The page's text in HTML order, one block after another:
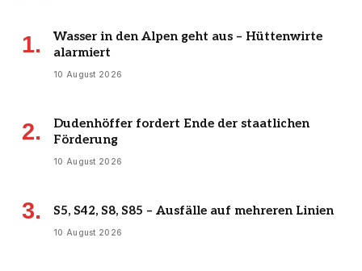
Wasser in den Alpen geht aus – Hüttenwirte
alarmiert
10 August 2026
Dudenhöffer fordert Ende der staatlichen
Förderung
10 August 2026
S5, S42, S8, S85 – Ausfälle auf mehreren Linien
10 August 2026